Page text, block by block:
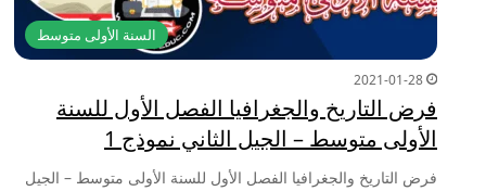
السنة الأولى متوسط
2021-01-28
فرض التاريخ والجغرافيا الفصل الأول للسنة
الأولى متوسط – الجيل الثاني نموذج 1
فرض التاريخ والجغرافيا الفصل الأول للسنة الأولى متوسط – الجيل